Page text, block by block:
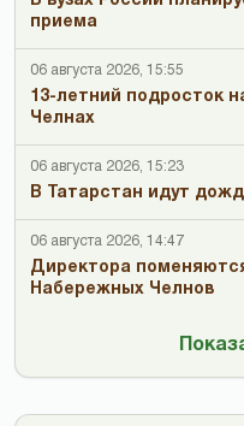
приема
06 августа 2026, 15:55
13-летний подросток
Челнах
06 августа 2026, 15:23
В Татарстан идут
06 августа 2026, 14:47
Директора
Набережных Челнов